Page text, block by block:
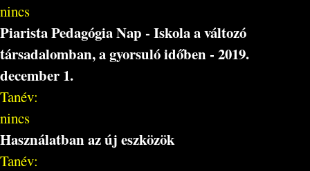
nincs
Piarista Pedagógia Nap - Iskola a változó
társadalomban, a gyorsuló időben - 2019.
december 1.
Tanév:
nincs
Használatban az új eszközök
Tanév: